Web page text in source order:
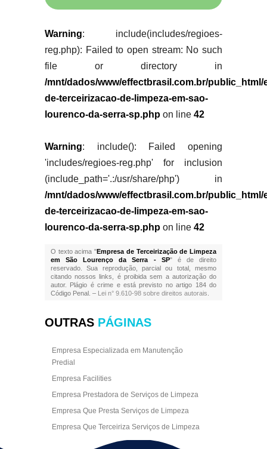
Warning: include(includes/regioes-
reg.php): Failed to open stream: No such
file or directory in
/mnt/dados/www/effectbrasil.com.br/public_html/
de-terceirizacao-de-limpeza-em-sao-
lourenco-da-serra-sp.phpon line 42
Warning: include(): Failed opening
'includes/regioes-reg.php' for inclusion
(include_path='.:/usr/share/php') in
/mnt/dados/www/effectbrasil.com.br/public_html/
de-terceirizacao-de-limpeza-em-sao-
lourenco-da-serra-sp.phpon line 42
O texto acima "Empresa de Terceirização de Limpeza
em São Lourenço da Serra - SP" é de direito
reservado. Sua reprodução, parcial ou total, mesmo
citando nossos links, é proibida sem a autorização do
autor. Plágio é crime e está previsto no artigo 184 do
Código Penal. – Lei n° 9.610-98 sobre direitos autorais
OUTRAS PÁGINAS
Empresa Especializada em Manutenção
Predial
Empresa Facilities
Empresa Prestadora de Serviços de Limpeza
Empresa Que Presta Serviços de Limpeza
Empresa Que Terceiriza Serviços de Limpeza
Empresa Terceirizada de Portaria